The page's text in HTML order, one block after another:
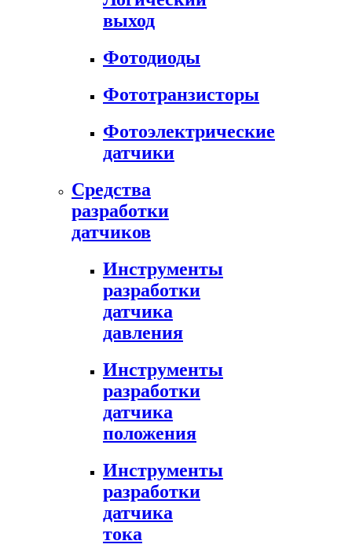
выход
Фотодиоды
Фототранзисторы
Фотоэлектрические
датчики
Средства
разработки
датчиков
Инструменты
разработки
датчика
давления
Инструменты
разработки
датчика
положения
Инструменты
разработки
датчика
тока